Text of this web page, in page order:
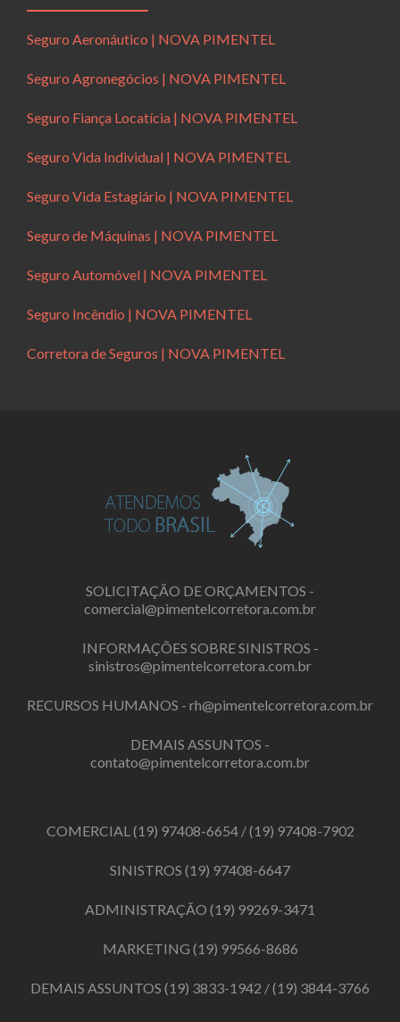
Seguro Aeronáutico | NOVA PIMENTEL
Seguro Agronegócios | NOVA PIMENTEL
Seguro Fiança Locatícia | NOVA PIMENTEL
Seguro Vida Individual | NOVA PIMENTEL
Seguro Vida Estagiário | NOVA PIMENTEL
Seguro de Máquinas | NOVA PIMENTEL
Seguro Automóvel | NOVA PIMENTEL
Seguro Incêndio | NOVA PIMENTEL
Corretora de Seguros | NOVA PIMENTEL
SOLICITAÇÃO DE ORÇAMENTOS -
comercial@pimentelcorretora.com.br
INFORMAÇÕES SOBRE SINISTROS -
sinistros@pimentelcorretora.com.br
RECURSOS HUMANOS - rh@pimentelcorretora.com.br
DEMAIS ASSUNTOS -
contato@pimentelcorretora.com.br
COMERCIAL(19) 97408-6654/(19) 97408-7902
SINISTROS (19) 97408-6647
ADMINISTRAÇÃO (19) 99269-3471
MARKETING (19) 99566-8686
DEMAIS ASSUNTOS (19) 3833-1942 /(19) 3844-3766